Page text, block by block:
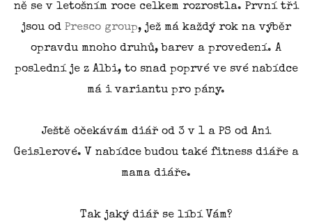
ně se v letošním roce celkem rozrostla. První tři
jsou od Presco group, jež má každý rok na výběr
opravdu mnoho druhů, barev a provedení. A
poslední je z Albi, to snad poprvé ve své nabídce
má i variantu pro pány.
Ještě očekávám diář od 3 v 1 a PS od Ani
Geislerové. V nabídce budou také fitness diáře a
mama diáře.
Tak jaký diář se líbí Vám?